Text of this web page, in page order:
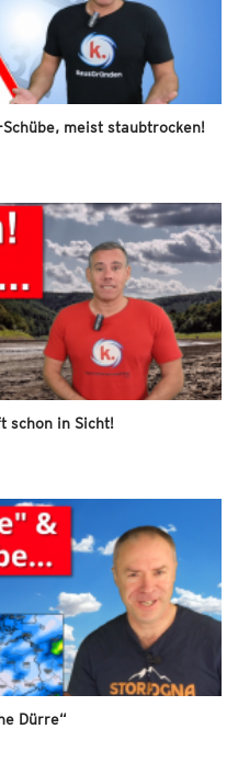
meist staubtrocken!
schon in Sicht!
Dürre“